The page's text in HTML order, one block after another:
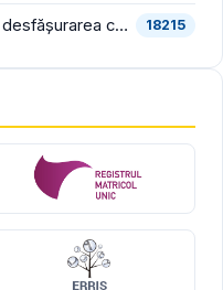
Calendarul pentru organizarea și desfășurarea concursului pentru ocuparea funcțiilor vacante de director și director adjunct din școlile de stat și bibliografia pentru proba scrisă din cadrul concursului, în consultare publică 18215